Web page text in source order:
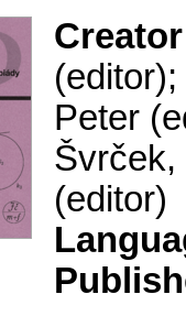
Peter
Švrček,
(editor)